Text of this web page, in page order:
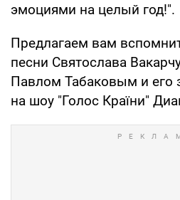
эмоциями на целый год!".
Предлагаем вам
песни Святослава
Павлом Табаковым и его
на шоу "Голос Країни"